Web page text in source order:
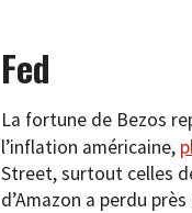
Fed
La fortune de Bezos
l’inflation américaine,
Street, surtout celles
d’Amazon a perdu